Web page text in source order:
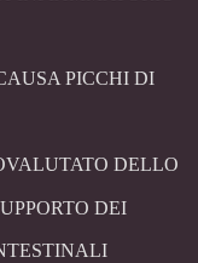
PICCHI DI
DELLO
DEI